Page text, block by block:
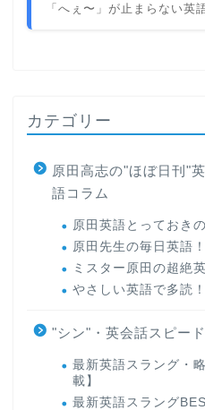
「へぇ〜」が止まらない英
カテゴリー
原田高志の"ほぼ日刊"
語コラム
原田英語とっておき
原田先生の毎日英語！
ミスター原田の超絶
やさしい英語で多読
"シン"・英会話スピー
最新英語スラング・
載】
最新英語スラング